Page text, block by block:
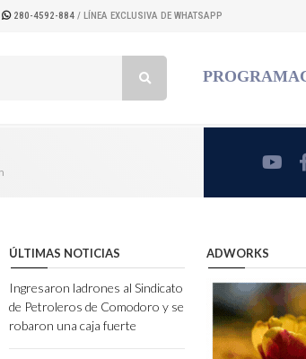
280-4592-884 / LÍNEA EXCLUSIVA DE WHATSAPP
ÚLTIMAS NOTICIAS
Ingresaron ladrones al Sindicato
de Petroleros de Comodoro y se
robaron una caja fuerte
ADWORKS